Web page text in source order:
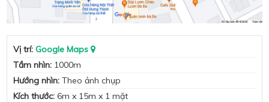
Vị trí: Google Maps
Tầm nhìn: 1000m
Hướng nhìn: Theo ảnh chụp
Kích thước: 6m x 15m x 1 mặt